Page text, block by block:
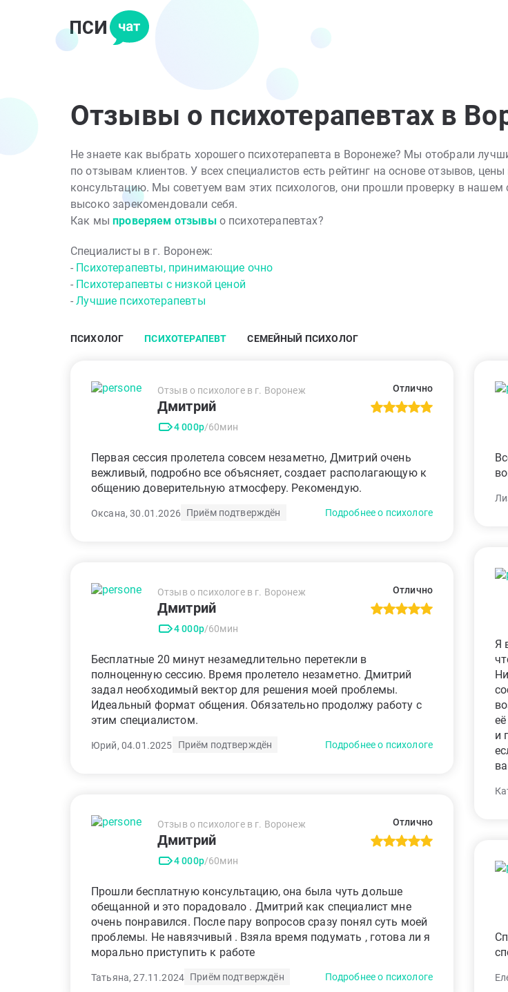
Отзывы о психотерапевтах в
Не знаете как выбрать хорошего психотерапевта в Воронеже? Мы отобрали
по отзывам клиентов. У всех специалистов есть рейтинг на основе отзывов, цены
консультацию. Мы советуем вам этих психологов, они прошли проверку в нашем
высоко зарекомендовали себя.
Как мыпроверяем отзывыо психотерапевтах?
Специалисты в г. Воронеж:
- Психотерапевты, принимающие очно
- Психотерапевты с низкой ценой
-Лучшие психотерапевты
ПСИХОЛОГ ПСИХОТЕРАПЕВТ СЕМЕЙНЫЙ ПСИХОЛОГ
Отзыв о психологе в г. Воронеж
Дмитрий
4 000р/60мин
Отлично
Первая сессия пролетела совсем незаметно, Дмитрий очень
вежливый, подробно все объясняет, создает располагающую к
общению доверительную атмосферу. Рекомендую.
Оксана, 30.01.2026 Приём подтверждён Подробнее о психологе
Отзыв о психологе в г. Воронеж
Дмитрий
4 000р/60мин
Отлично
Бесплатные 20 минут незамедлительно перетекли в
полноценную сессию. Время пролетело незаметно. Дмитрий
задал необходимый вектор для решения моей проблемы.
Идеальный формат общения. Обязательно продолжу работу с
этим специалистом.
Юрий, 04.01.2025 Приём подтверждён Подробнее о психологе
Отзыв о психологе в г. Воронеж
Дмитрий
4 000р/60мин
Отлично
Прошли бесплатную консультацию, она была чуть дольше
обещанной и это порадовало . Дмитрий как специалист мне
очень понравился. После пару вопросов сразу понял суть моей
проблемы. Не навязчивый . Взяла время подумать , готова ли я
морально приступить к работе
Татьяна, 27.11.2024 Приём подтверждён Подробнее о психологе
Я
и